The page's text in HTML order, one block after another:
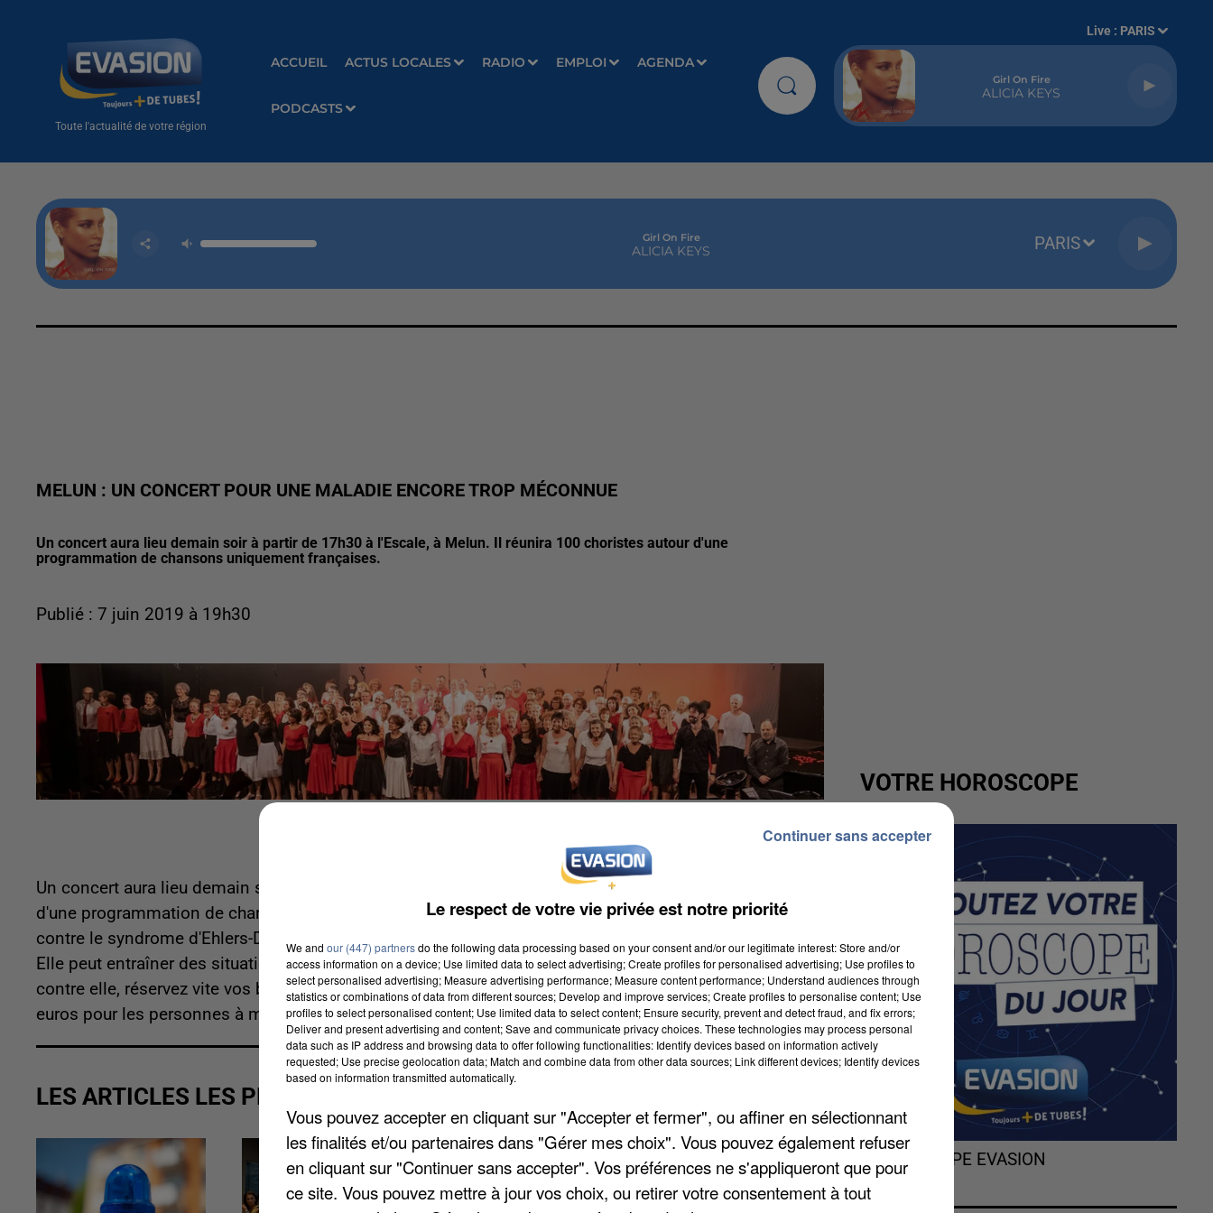
Toute l'actualité de votre région
ACCUEIL ACTUS LOCALES RADIO EMPLOI AGENDA
PODCASTS
Live : PARIS
Girl On Fire
ALICIA KEYS
Girl On Fire
ALICIA KEYS PARIS
MELUN : UN CONCERT POUR UNE MALADIE ENCORE TROP MÉCONNUE
Un concert aura lieu demain soir à partir de 17h30 à l'Escale, à Melun. Il réunira 100 choristes autour d'une
programmation de chansons uniquement françaises.
Publié : 7 juin 2019 à 19h30
Un concert aura lieu demain soir à partir de 17h30 à l'Escale, à Melun. Il réunira 100 choristes autour
d'une programmation de chansons uniquement françaises. Il est organisé au profit du Gersed, qui lutte
contre le syndrome d'Ehlers-Danlos, une maladie qui diminue la résistance et l'élasticité de la peau.
Elle peut entraîner des situations de handicap si elle est diagnostiquée trop tardivement. Pour lutter
contre elle, réservez vite vos billets surwww.emprisedirecte.com. Les places sont à 15 euros et 10
euros pour les personnes à mobilité réduite et les enfants de moins de 12 ans.
LES ARTICLES LES PLUS VUS
VOTRE HOROSCOPE
L'HOROSCOPE EVASION
Le respect de votre vie privée est notre priorité
We and our (447) partnersdo the following data processing based on your consent and/or our legitimate interest: Store and/or
access information on a device; Use limited data to select advertising; Create profiles for personalised advertising; Use profiles to
select personalised advertising; Measure advertising performance; Measure content performance; Understand audiences through
statistics or combinations of data from different sources; Develop and improve services; Create profiles to personalise content; Use
profiles to select personalised content; Use limited data to select content; Ensure security, prevent and detect fraud, and fix errors;
Deliver and present advertising and content; Save and communicate privacy choices. These technologies may process personal
data such as IP address and browsing data to offer following functionalities: Identify devices based on information actively
requested; Use precise geolocation data; Match and combine data from other data sources; Link different devices; Identify devices
based on information transmitted automatically.
Vous pouvez accepter en cliquant sur "Accepter et fermer", ou affiner en sélectionnant
les finalités et/ou partenaires dans "Gérer mes choix". Vous pouvez également refuser
en cliquant sur "Continuer sans accepter". Vos préférences ne s'appliqueront que pour
ce site. Vous pouvez mettre à jour vos choix, ou retirer votre consentement à tout
Continuer sans accepter